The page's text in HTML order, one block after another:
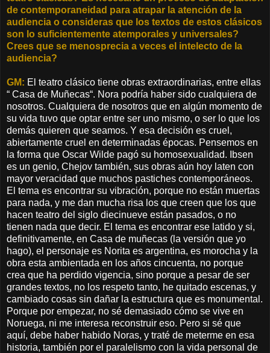
de contemporaneidad para atrapar la atención de la
audiencia o consideras que los textos de estos clásicos
son lo suficientemente atemporales y universales?
Crees que se menosprecia a veces el intelecto de la
audiencia?
GM: El teatro clásico tiene obras extraordinarias, entre ellas
“ Casa de Muñecas“. Nora podría haber sido cualquiera de
nosotros. Cualquiera de nosotros que en algún momento de
su vida tuvo que optar entre ser uno mismo, o ser lo que los
demás quieren que seamos. Y esa decisión es cruel,
abiertamente cruel en determinadas épocas. Pensemos en
la forma que Oscar Wilde pagó su homosexualidad. Ibsen
es un genio, Chejov también, sus obras aún hoy laten con
mayor veracidad que muchos pastiches contemporáneos.
El tema es encontrar su vibración, porque no están muertas
para nada, y me dan mucha risa los que creen que los que
hacen teatro del siglo diecinueve están pasados, o no
tienen nada que decir. El tema es encontrar ese latido y si,
definitivamente, en Casa de muñecas (la versión que yo
hago), el personaje es Norita es argentina, es morocha y la
obra esta ambientada en los años cincuenta, no porque
crea que ha perdido vigencia, sino porque a pesar de ser
grandes textos, no los respeto tanto, he quitado escenas, y
cambiado cosas sin dañar la estructura que es monumental.
Porque por empezar, no sé demasiado cómo se vive en
Noruega, ni me interesa reconstruir eso. Pero si sé que
aquí, debe haber habido Noras, y traté de meterme en esa
historia, también por el paralelismo con la vida personal de